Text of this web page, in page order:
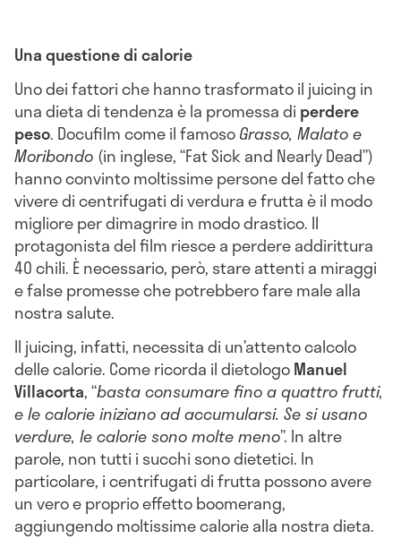
Una questione di calorie
Uno dei fattori che hanno trasformato il juicing in
una dieta di tendenza è la promessa di perdere
peso. Docufilm come il famosoGrasso, Malato e
Moribondo (in inglese, “Fat Sick and Nearly Dead”)
hanno convinto moltissime persone del fatto che
vivere di centrifugati di verdura e frutta è il modo
migliore per dimagrire in modo drastico. Il
protagonista del film riesce a perdere addirittura
40 chili. È necessario, però, stare attenti a miraggi
e false promesse che potrebbero fare male alla
nostra salute.
Il juicing, infatti, necessita di un’attento calcolo
delle calorie. Come ricorda il dietologoManuel
Villacorta, “basta consumare fino a quattro frutti,
e le calorie iniziano ad accumularsi. Se si usano
verdure, le calorie sono molte meno”. In altre
parole, non tutti i succhi sono dietetici. In
particolare, i centrifugati di frutta possono avere
un vero e proprio effetto boomerang,
aggiungendo moltissime calorie alla nostra dieta.